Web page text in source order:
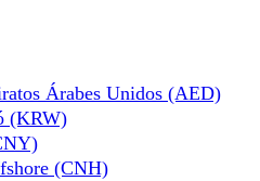
Árabes Unidos (AED)
(KRW)
(CNH)